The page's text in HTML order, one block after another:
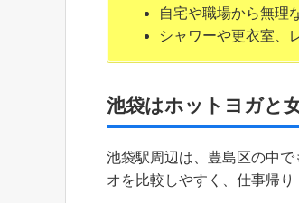
自宅や職場から無理
シャワーや更衣室、
池袋はホットヨガと
池袋駅周辺は、豊島区の中
オを比較しやすく、仕事帰